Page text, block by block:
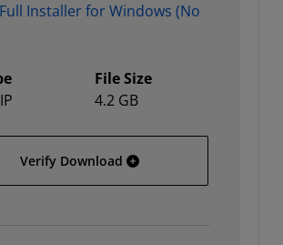
Installer for Windows (No
File Size
4.2 GB
Verify Download Vivado Full Installer for